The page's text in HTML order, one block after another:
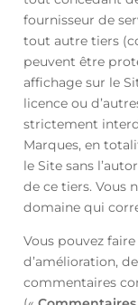
fournisseur de
tout autre tiers
peuvent être
affichage sur le
licence ou
strictement
Marques, en
le Site sans
de ce tiers. Vous
domaine qui
Vous pouvez
d’amélioration,
commentaires